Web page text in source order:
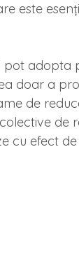
este
pot adopta
doar a
de
de
cu efect